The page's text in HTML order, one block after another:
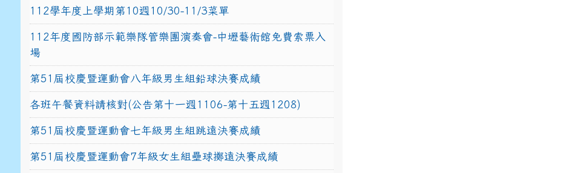
112學年度上學期第10週10/30-11/3菜單
112年度國防部示範樂隊管樂團演奏會-中壢藝術館免費索票入
場
第51屆校慶暨運動會八年級男生組鉛球決賽成績
各班午餐資料請核對(公告第十一週1106-第十五週1208)
第51屆校慶暨運動會七年級男生組跳遠決賽成績
第51屆校慶暨運動會7年級女生組壘球擲遠決賽成績